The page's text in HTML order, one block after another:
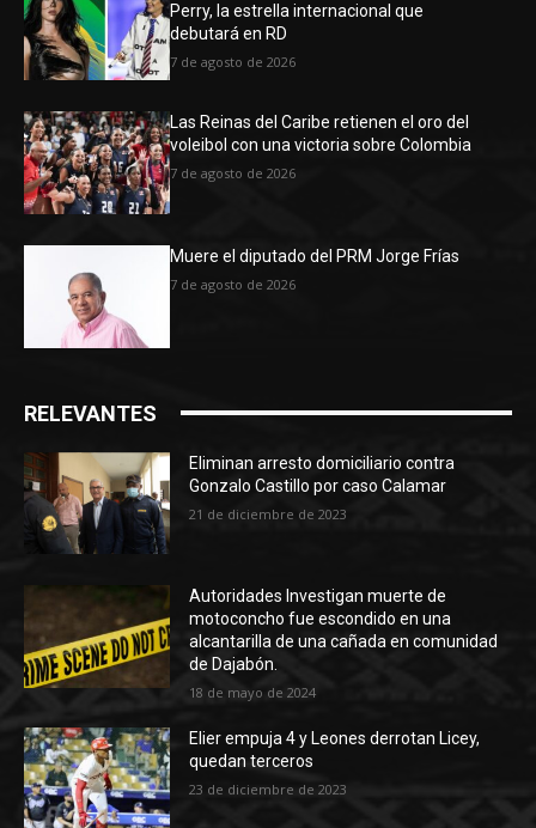
Perry, la estrella internacional que
debutará en RD
7 de agosto de 2026
Las Reinas del Caribe retienen el oro del
voleibol con una victoria sobre Colombia
7 de agosto de 2026
Muere el diputado del PRM Jorge Frías
7 de agosto de 2026
RELEVANTES
Eliminan arresto domiciliario contra
Gonzalo Castillo por caso Calamar
21 de diciembre de 2023
Autoridades Investigan muerte de
motoconcho fue escondido en una
alcantarilla de una cañada en comunidad
de Dajabón.
18 de mayo de 2024
Elier empuja 4 y Leones derrotan Licey,
quedan terceros
23 de diciembre de 2023